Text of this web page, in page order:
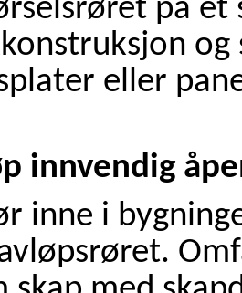
på et
og
eller
inne i